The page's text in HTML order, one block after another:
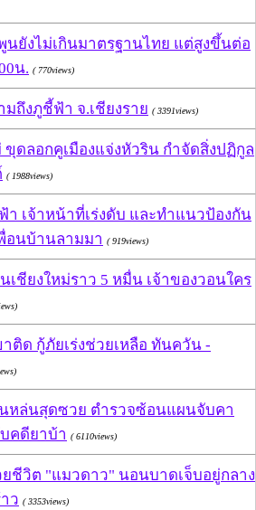
นยังไม่เกินมาตรฐานไทย แต่สูงขึ้นต่อ
น. ( 770views)
ถึงภูชี้ฟ้า จ.เชียงราย ( 3391views)
ขุดลอกคูเมืองแจ่งหัวริน กำจัดสิ่งปฏิกูล
( 1988views)
เจ้าหน้าที่เร่งดับ และทำแนวป้องกัน
อนบ้านลามมา ( 919views)
ชียงใหม่ราว 5 หมื่น เจ้าของวอนใคร
ติด กู้ภัยเร่งช่วยเหลือ ทันควัน -
หล่นสุดซวย ตำรวจซ้อนแผนจับคา
คดียาบ้า ( 6110views)
ชีวิต "แมวดาว" นอนบาดเจ็บอยู่กลาง
ว ( 3353views)